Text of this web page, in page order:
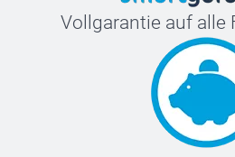
Vollgarantie auf alle